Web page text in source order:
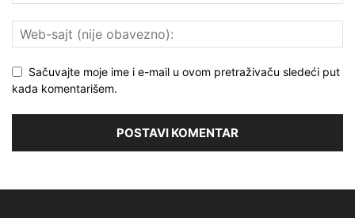
Sačuvajte moje ime i e-mail u ovom pretraživaču sledeći put
kada komentarišem.